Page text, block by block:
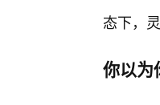
态下，
你以为